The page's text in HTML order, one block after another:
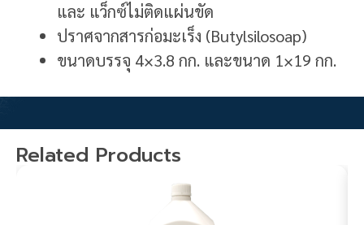
และ แว็กซ์ไม่ติดแผ่นขัด
ปราศจากสารก่อมะเร็ง (Butylsilosoap)
ขนาดบรรจุ 4×3.8 กก. และขนาด 1×19 กก.
Related Products